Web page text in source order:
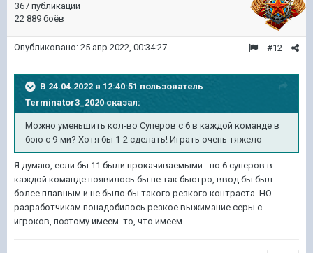
367 публикаций
22 889 боёв
#12
Опубликовано: 25 апр 2022, 00:34:27
В 24.04.2022 в 12:40:51 пользователь
Terminator3_2020сказал:
Можно уменьшить кол-во Суперов с 6 в каждой команде в
бою с 9-ми? Хотя бы 1-2 сделать! Играть очень тяжело
Я думаю, если бы 11 были прокачиваемыми - по 6 суперов в
каждой команде появилось бы не так быстро, ввод бы был
более плавным и не было бы такого резкого контраста. НО
разработчикам понадобилось резкое выжимание серы с
игроков, поэтому имеем то, что имеем.